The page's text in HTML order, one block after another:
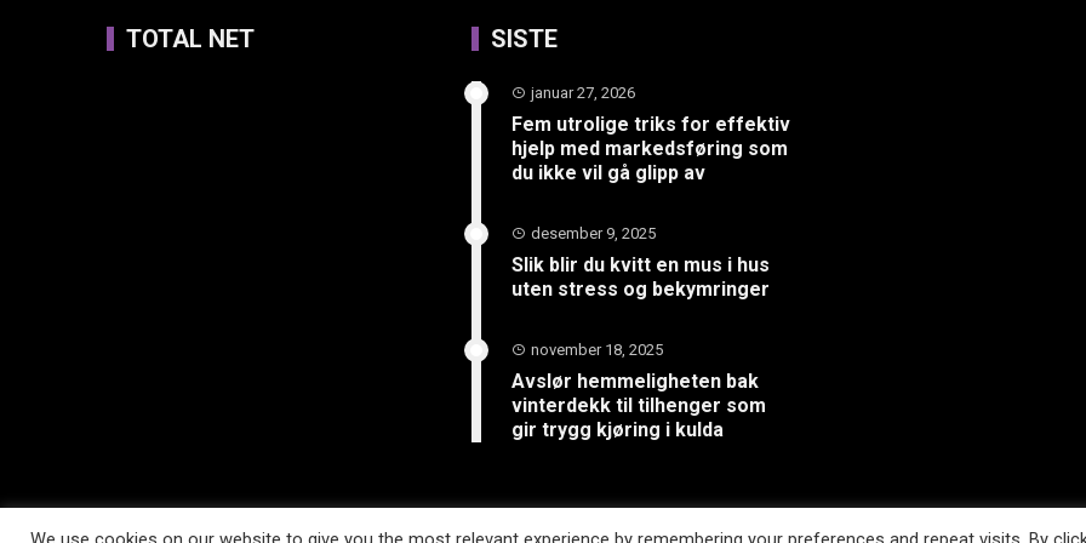
TOTAL NET SISTE
januar 27, 2026
Fem utrolige triks for effektiv
hjelp med markedsføring som
du ikke vil gå glipp av
desember 9, 2025
Slik blir du kvitt en mus i hus
uten stress og bekymringer
november 18, 2025
Avslør hemmeligheten bak
vinterdekk til tilhenger som
gir trygg kjøring i kulda